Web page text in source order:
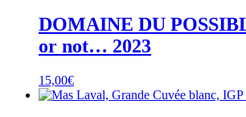
DOMAINE DU
or not… 2023
15,00€